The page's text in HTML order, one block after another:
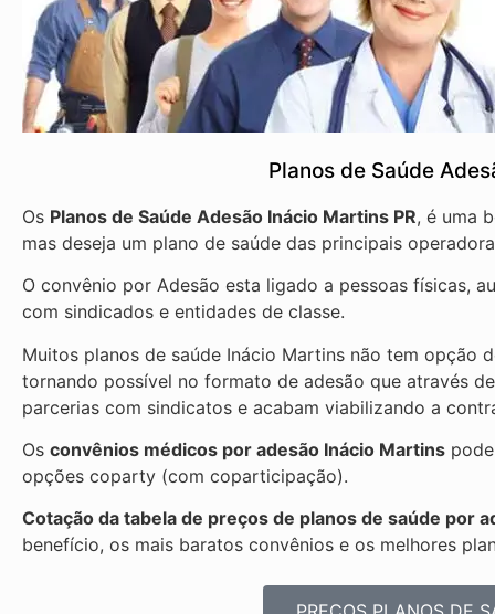
Planos de Saúde
Os Planos de Saúde Adesão Inácio Martins PR, é uma
mas deseja um plano de saúde das principais
O convênio por Adesão esta ligado a pessoas físicas,
com sindicados e entidades de classe.
Muitos planos de saúde Inácio Martins não tem opção
tornando possível no formato de adesão que através
parcerias com sindicatos e acabam viabilizando a
Os convênios médicos por adesão Inácio Martins
opções coparty (com coparticipação).
Cotação da tabela de preços de planos de saúde por
benefício, os mais baratos convênios e os melhores